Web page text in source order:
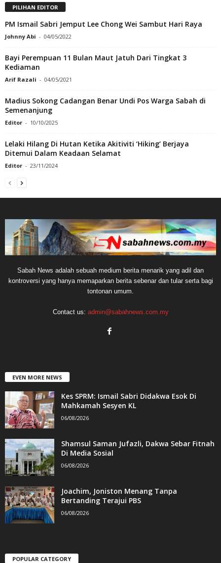
PILIHAN EDITOR
PM Ismail Sabri Jemput Lee Chong Wei Sambut Hari Raya
Johnny Abi - 04/05/2022
Bayi Perempuan 11 Bulan Maut Jatuh Dari Tingkat 3
Kediaman
Arif Razali - 04/05/2021
Madius Sokong Cadangan Benar Undi Pos Warga Sabah di
Semenanjung
Editor - 10/10/2025
Lelaki Hilang Di Hutan Ketika Akitiviti ‘Hiking’ Berjaya
Ditemui Dalam Keadaan Selamat
Editor - 23/11/2024
Sabah News adalah sebuah medium berita menarik yang adil dan
kontroversi yang hanya memaparkan berita sebenar dan tular serta bagi
tontonan umum.
Contact us: admin@sabahnews.com.my
EVEN MORE NEWS
Kes SPRM: Ismail Sabri Didakwa Esok Di
Mahkamah Sesyen KL
06/08/2026
Shamsul Saman Jufazli, Dakwa Sebar Fitnah
Di Media Sosial
06/08/2026
Joachim, Joniston Menang Tanpa
Bertanding Terajui PBS
06/08/2026
POPULAR CATEGORY